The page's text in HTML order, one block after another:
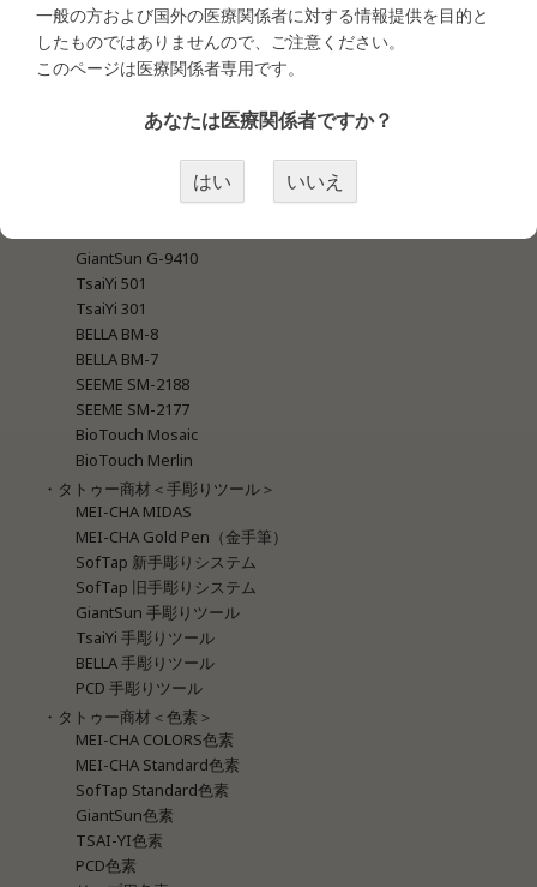
MEI-CHA SQ1
MEI-CHA Sapphire Pro
MEI-CHA Angel Blue
MEI-CHA Lapis
MEI-CHA Blue
MEI-CHA Sapphire
GiantSun G-9740 New Blue
GiantSun G-9740 Super
GiantSun G-9430
GiantSun G-9410
TsaiYi 501
TsaiYi 301
BELLA BM-8
BELLA BM-7
SEEME SM-2188
SEEME SM-2177
BioTouch Mosaic
BioTouch Merlin
・タトゥー商材＜手彫りツール＞
MEI-CHA MIDAS
MEI-CHA Gold Pen（金手筆）
SofTap 新手彫りシステム
SofTap 旧手彫りシステム
GiantSun 手彫りツール
TsaiYi 手彫りツール
BELLA 手彫りツール
PCD 手彫りツール
・タトゥー商材＜色素＞
MEI-CHA COLORS色素
MEI-CHA Standard色素
SofTap Standard色素
GiantSun色素
TSAI-YI色素
PCD色素
一般の方および国外の医療関係者に対する情報提供を目的と
したものではありませんので、ご注意ください。
このページは医療関係者専用です。
あなたは医療関係者ですか？
はい いいえ